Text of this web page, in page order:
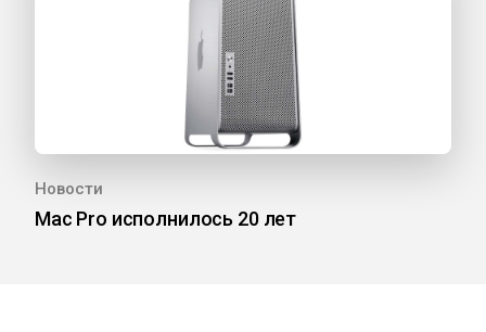
Новости
Mac Pro исполнилось 20 лет